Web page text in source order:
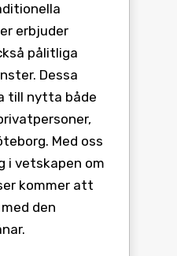
erbjuder
pålitliga
Dessa
till nytta både
Med oss
i vetskapen om
kommer att
den